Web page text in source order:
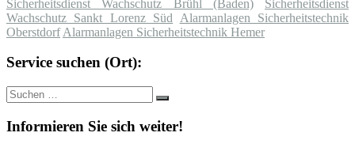
Sicherheitsdienst Wachschutz Brühl (Baden)
Sicherheitsdienst
Wachschutz Sankt Lorenz Süd
Alarmanlagen Sicherheitstechnik
Oberstdorf Alarmanlagen Sicherheitstechnik Hemer
Service suchen (Ort):
Suche
nach:
Suchen
Informieren Sie sich weiter!